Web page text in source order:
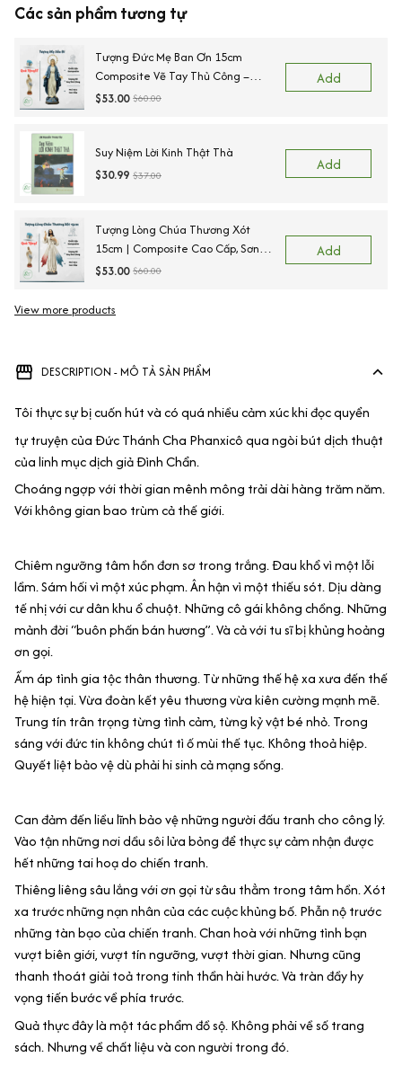
Các sản phẩm tương tự
Tượng Đức Mẹ Ban Ơn 15cm
Composite Vẽ Tay Thủ Công –
Tượng Công Giáo Mini Để Ô Tô,
$53.00 $60.00
Add
Suy Niệm Lời Kinh Thật Thà
$30.99 $37.00
Add
Tượng Lòng Chúa Thương Xót
15cm | Composite Cao Cấp, Sơn
Bền Màu, Vẽ Tay Thủ Công Tỉ Mỉ
$53.00 $60.00
Add
View more products
DESCRIPTION - MÔ TẢ SẢN PHẨM
Tôi thực sự bị cuốn hút và có quá nhiều cảm xúc khi đọc quyển
tự truyện của Đức Thánh Cha Phanxicô qua ngòi bút dịch thuật
của linh mục dịch giả Đình Chẩn.
Choáng ngợp với thời gian mênh mông trải dài hàng trăm năm.
Với không gian bao trùm cả thế giới.
Chiêm ngưỡng tâm hồn đơn sơ trong trắng. Đau khổ vì một lỗi
lầm. Sám hối vì một xúc phạm. Ân hận vì một thiếu sót. Dịu dàng
tế nhị với cư dân khu ổ chuột. Những cô gái không chồng. Những
mảnh đời “buôn phấn bán hương”. Và cả với tu sĩ bị khủng hoảng
ơn gọi.
Ấm áp tình gia tộc thân thương. Từ những thế hệ xa xưa đến thế
hệ hiện tại. Vừa đoàn kết yêu thương vừa kiên cường mạnh mẽ.
Trung tín trân trọng từng tình cảm, từng kỷ vật bé nhỏ. Trong
sáng với đức tin không chút tì ố mùi thế tục. Không thoả hiệp.
Quyết liệt bảo vệ dù phải hi sinh cả mạng sống.
Can đảm đến liều lĩnh bảo vệ những người đấu tranh cho công lý.
Vào tận những nơi dầu sôi lửa bỏng để thực sự cảm nhận được
hết những tai hoạ do chiến tranh.
Thiêng liêng sâu lắng với ơn gọi từ sâu thẳm trong tâm hồn. Xót
xa trước những nạn nhân của các cuộc khủng bố. Phẫn nộ trước
những tàn bạo của chiến tranh. Chan hoà với những tình bạn
vượt biên giới, vượt tín ngưỡng, vượt thời gian. Nhưng cũng
thanh thoát giải toả trong tinh thần hài hước. Và tràn đầy hy
vọng tiến bước về phía trước.
Quả thực đây là một tác phẩm đồ sộ. Không phải về số trang
sách. Nhưng về chất liệu và con người trong đó.